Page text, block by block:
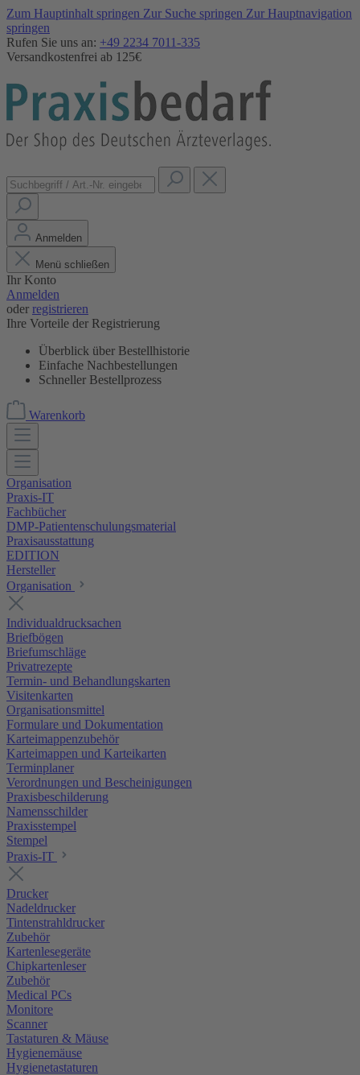
Zum Hauptinhalt springen Zur Suche springen Zur Hauptnavigation
springen
Rufen Sie uns an: +49 2234 7011-335
Versandkostenfrei ab 125€
Anmelden
Menü schließen
Ihr Konto
Anmelden
oder registrieren
Ihre Vorteile der Registrierung
Überblick über Bestellhistorie
Einfache Nachbestellungen
Schneller Bestellprozess
Warenkorb
Organisation
Praxis-IT
Fachbücher
DMP-Patientenschulungsmaterial
Praxisausstattung
EDITION
Hersteller
Organisation
Individualdrucksachen
Briefbögen
Briefumschläge
Privatrezepte
Termin- und Behandlungskarten
Visitenkarten
Organisationsmittel
Formulare und Dokumentation
Karteimappenzubehör
Karteimappen und Karteikarten
Terminplaner
Verordnungen und Bescheinigungen
Praxisbeschilderung
Namensschilder
Praxisstempel
Stempel
Praxis-IT
Drucker
Nadeldrucker
Tintenstrahldrucker
Zubehör
Kartenlesegeräte
Chipkartenleser
Zubehör
Medical PCs
Monitore
Scanner
Tastaturen & Mäuse
Hygienemäuse
Hygienetastaturen